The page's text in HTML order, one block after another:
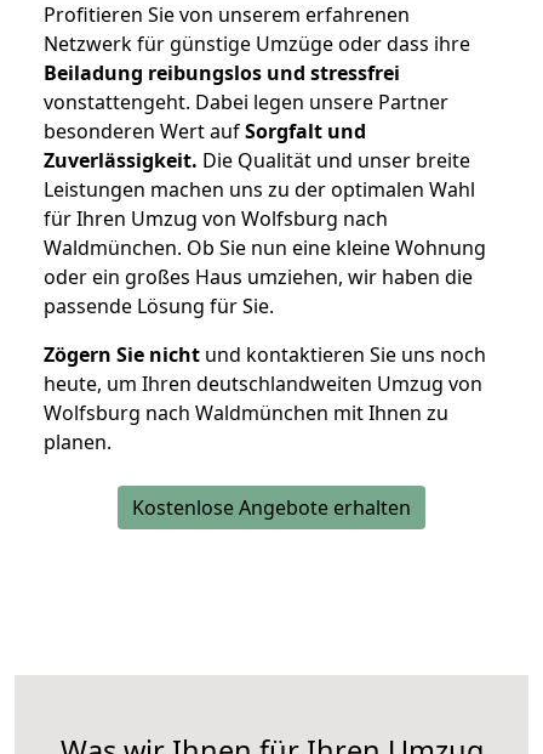
Profitieren Sie von unserem erfahrenen
Netzwerk für günstige Umzüge oder dass ihre
Beiladung reibungslos und stressfrei
vonstattengeht. Dabei legen unsere Partner
besonderen Wert aufSorgfalt und
Zuverlässigkeit. Die Qualität und unser breite
Leistungen machen uns zu der optimalen Wahl
für Ihren Umzug von Wolfsburg nach
Waldmünchen. Ob Sie nun eine kleine Wohnung
oder ein großes Haus umziehen, wir haben die
passende Lösung für Sie.
Zögern Sie nicht und kontaktieren Sie uns noch
heute, um Ihren deutschlandweiten Umzug von
Wolfsburg nach Waldmünchen mit Ihnen zu
planen.
Kostenlose Angebote erhalten